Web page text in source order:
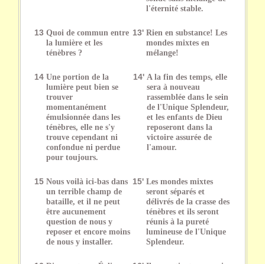
l'éternité stable.
13 Quoi de commun entre
la lumière et les
ténèbres ?
13' Rien en substance! Les
mondes mixtes en
mélange!
14 Une portion de la
lumière peut bien se
trouver
momentanément
émulsionnée dans les
ténèbres, elle ne s'y
trouve cependant ni
confondue ni perdue
pour toujours.
14' A la fin des temps, elle
sera à nouveau
rassemblée dans le sein
de l'Unique Splendeur,
et les enfants de Dieu
reposeront dans la
victoire assurée de
l'amour.
15 Nous voilà ici-bas dans
un terrible champ de
bataille, et il ne peut
être aucunement
question de nous y
reposer et encore moins
de nous y installer.
15' Les mondes mixtes
seront séparés et
délivrés de la crasse des
ténèbres et ils seront
réunis à la pureté
lumineuse de l'Unique
Splendeur.